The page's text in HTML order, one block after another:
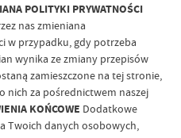
POLITYKI PRYWATNOŚCI
nas zmieniana
w przypadku, gdy potrzeba
wynika ze zmiany przepisów
zamieszczone na tej stronie,
nich za pośrednictwem naszej
KOŃCOWE Dodatkowe
Twoich danych osobowych,